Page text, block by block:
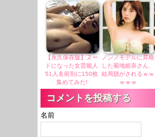
ラ・・・
【永久保存版】ヌー
ドになった女芸能人
51人名前別に150枚
集めてみた!
ノンノモデルに昇格
した菊地姫奈さん、
結局脱がされるｗｗ
ｗｗｗ
コメントを投稿する
名前